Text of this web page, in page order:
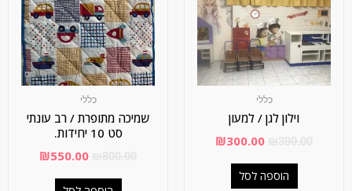
כללי
שמיכה מתופרת / רב עונתי
סט 10 יחידות.
₪550.00
כללי
וילון לגן / למעון
₪300.00
הוספה לסל